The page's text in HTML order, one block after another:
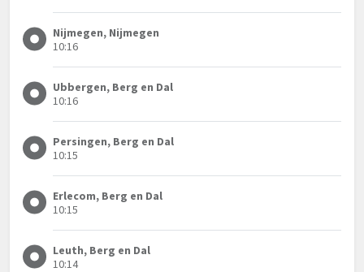
Nijmegen, Nijmegen
10:16
Ubbergen, Berg en Dal
10:16
Persingen, Berg en Dal
10:15
Erlecom, Berg en Dal
10:15
Leuth, Berg en Dal
10:14